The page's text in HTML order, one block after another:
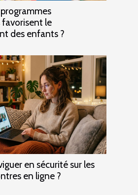
favorisent le
des enfants ?
en sécurité sur les
en ligne ?